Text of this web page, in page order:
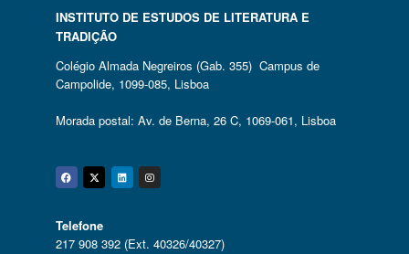
INSTITUTO DE ESTUDOS DE LITERATURA E
TRADIÇÃO
Colégio Almada Negreiros (Gab. 355) Campus de
Campolide, 1099-085, Lisboa
Morada postal: Av. de Berna, 26 C, 1069-061, Lisboa
Facebook
Twitter
Linkedin
Instagram
Telefone
217 908 392 (Ext. 40326/40327)